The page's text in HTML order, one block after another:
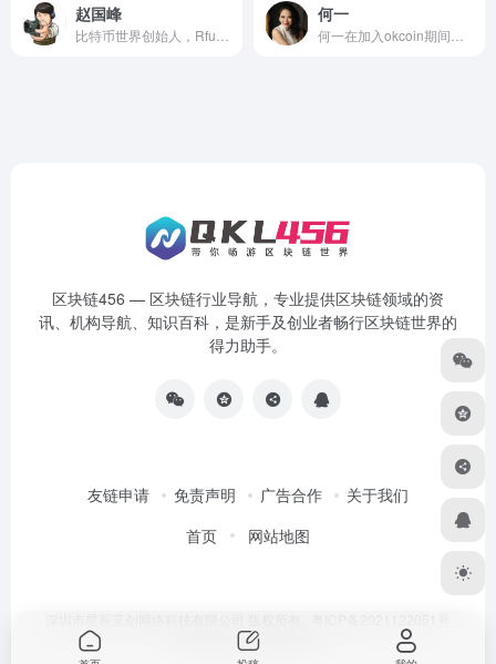
赵国峰 何一
区块链456 — 区块链行业导航，专业提供区块链领域的资
讯、机构导航、知识百科，是新手及创业者畅行区块链世界的
得力助手。
友链申请 免责声明 广告合作
关于我们
首页
网站地图
Designed by区块链456